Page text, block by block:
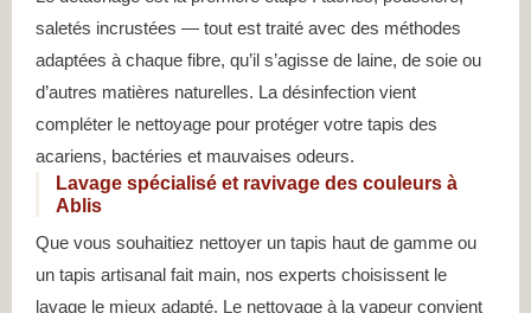
saletés incrustées — tout est traité avec des méthodes
adaptées à chaque fibre, qu’il s’agisse de laine, de soie ou
d’autres matières naturelles. La désinfection vient
compléter le nettoyage pour protéger votre tapis des
acariens, bactéries et mauvaises odeurs.
Lavage spécialisé et ravivage des couleurs à
Ablis
Que vous souhaitiez nettoyer un tapis haut de gamme ou
un tapis artisanal fait main, nos experts choisissent le
lavage le mieux adapté. Le nettoyage à la vapeur convient